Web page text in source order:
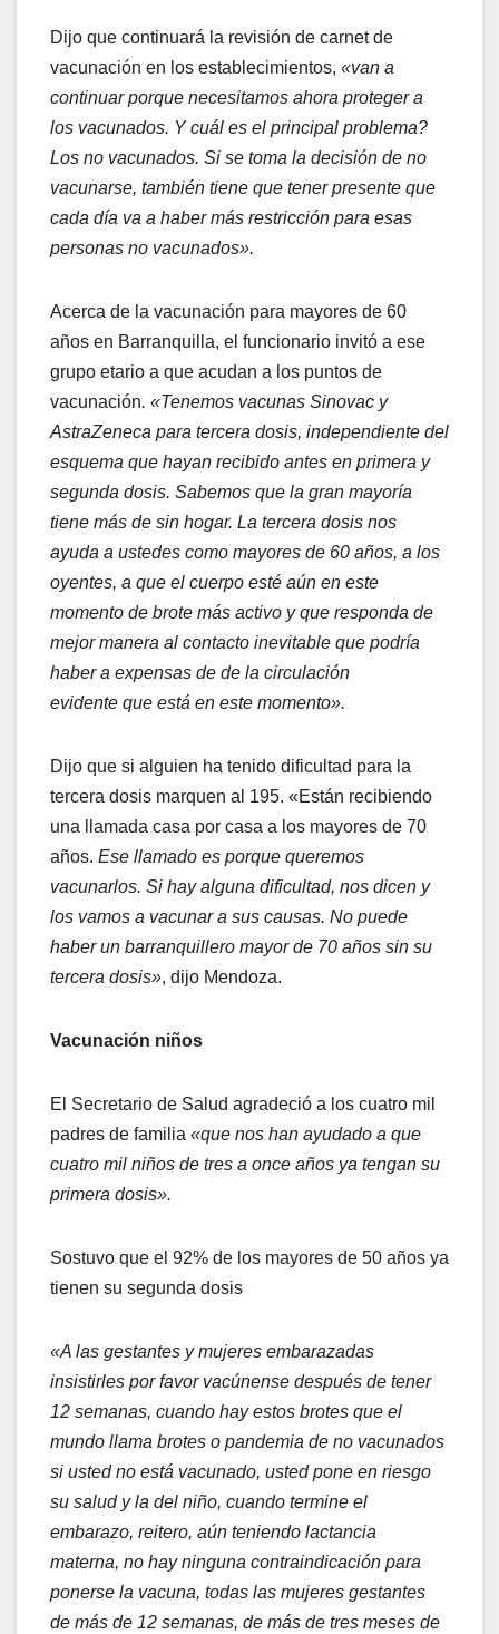
Dijo que continuará la revisión de carnet de
vacunación en los establecimientos, «van a
continuar porque necesitamos ahora proteger a
los vacunados. Y cuál es el principal problema?
Los no vacunados. Si se toma la decisión de no
vacunarse, también tiene que tener presente que
cada día va a haber más restricción para esas
personas no vacunados».
Acerca de la vacunación para mayores de 60
años en Barranquilla, el funcionario invitó a ese
grupo etario a que acudan a los puntos de
vacunación. «Tenemos vacunas Sinovac y
AstraZeneca para tercera dosis, independiente del
esquema que hayan recibido antes en primera y
segunda dosis. Sabemos que la gran mayoría
tiene más de sin hogar. La tercera dosis nos
ayuda a ustedes como mayores de 60 años, a los
oyentes, a que el cuerpo esté aún en este
momento de brote más activo y que responda de
mejor manera al contacto inevitable que podría
haber a expensas de de la circulación
evidente que está en este momento».
Dijo que si alguien ha tenido dificultad para la
tercera dosis marquen al 195. «Están recibiendo
una llamada casa por casa a los mayores de 70
años. Ese llamado es porque queremos
vacunarlos. Si hay alguna dificultad, nos dicen y
los vamos a vacunar a sus causas. No puede
haber un barranquillero mayor de 70 años sin su
tercera dosis», dijo Mendoza.
Vacunación niños
El Secretario de Salud agradeció a los cuatro mil
padres de familia «que nos han ayudado a que
cuatro mil niños de tres a once años ya tengan su
primera dosis».
Sostuvo que el 92% de los mayores de 50 años ya
tienen su segunda dosis
«A las gestantes y mujeres embarazadas
insistirles por favor vacúnense después de tener
12 semanas, cuando hay estos brotes que el
mundo llama brotes o pandemia de no vacunados
si usted no está vacunado, usted pone en riesgo
su salud y la del niño, cuando termine el
embarazo, reitero, aún teniendo lactancia
materna, no hay ninguna contraindicación para
ponerse la vacuna, todas las mujeres gestantes
de más de 12 semanas, de más de tres meses de